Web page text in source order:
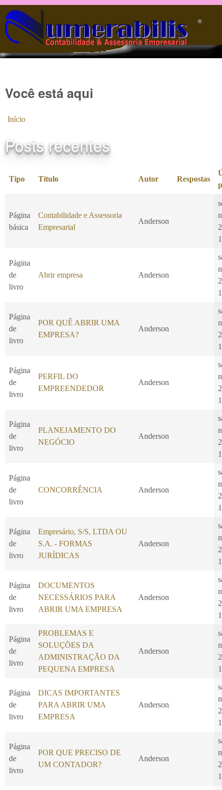
Pular para o conteúdo principal
®️
Você está aqui
Início
Posts recentes
Tipo Título Autor Respostas
Página
básica
Contabilidade e Assessoria
Empresarial
Anderson
Página
de
livro
Abrir empresa Anderson
Página
de
livro
POR QUÊ ABRIR UMA
EMPRESA?
Anderson
Página
de
livro
PERFIL DO
EMPREENDEDOR
Anderson
Página
de
livro
PLANEJAMENTO DO
NEGÓCIO
Anderson
Página
de
livro
CONCORRÊNCIA Anderson
Página
de
livro
Empresário, S/S, LTDA OU
S.A. - FORMAS
JURÍDICAS
Anderson
Página
de
livro
DOCUMENTOS
NECESSÁRIOS PARA
ABRIR UMA EMPRESA
Anderson
Página
de
livro
PROBLEMAS E
SOLUÇÕES DA
ADMINISTRAÇÃO DA
PEQUENA EMPRESA
Anderson
Página
de
livro
DICAS IMPORTANTES
PARA ABRIR UMA
EMPRESA
Anderson
Página
de
livro
POR QUE PRECISO DE
UM CONTADOR?
Anderson